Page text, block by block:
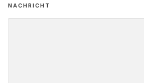
NACHRICHT